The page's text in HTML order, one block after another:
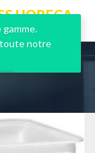
HORECA
gamme.
notre